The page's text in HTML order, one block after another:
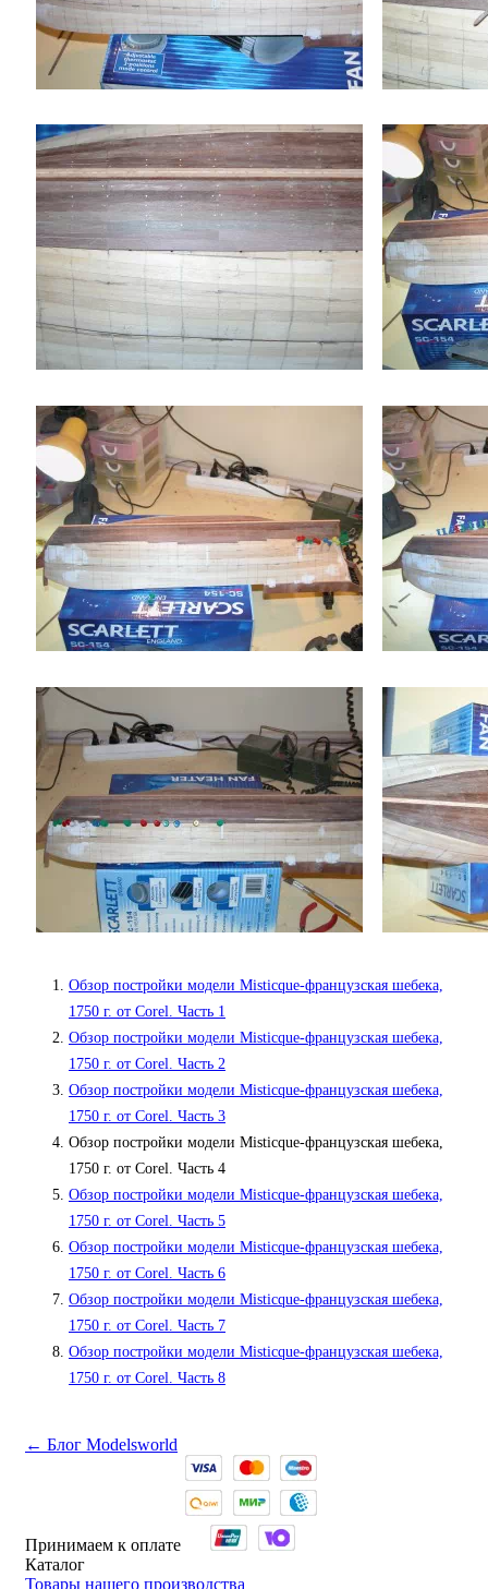
Обзор постройки модели Misticque-французская шебека,
1750 г. от Corel. Часть 1
Обзор постройки модели Misticque-французская шебека,
1750 г. от Corel. Часть 2
Обзор постройки модели Misticque-французская шебека,
1750 г. от Corel. Часть 3
Обзор постройки модели Misticque-французская шебека,
1750 г. от Corel. Часть 4
Обзор постройки модели Misticque-французская шебека,
1750 г. от Corel. Часть 5
Обзор постройки модели Misticque-французская шебека,
1750 г. от Corel. Часть 6
Обзор постройки модели Misticque-французская шебека,
1750 г. от Corel. Часть 7
Обзор постройки модели Misticque-французская шебека,
1750 г. от Corel. Часть 8
← Блог Modelsworld
Принимаем к оплате
Каталог
Товары нашего производства